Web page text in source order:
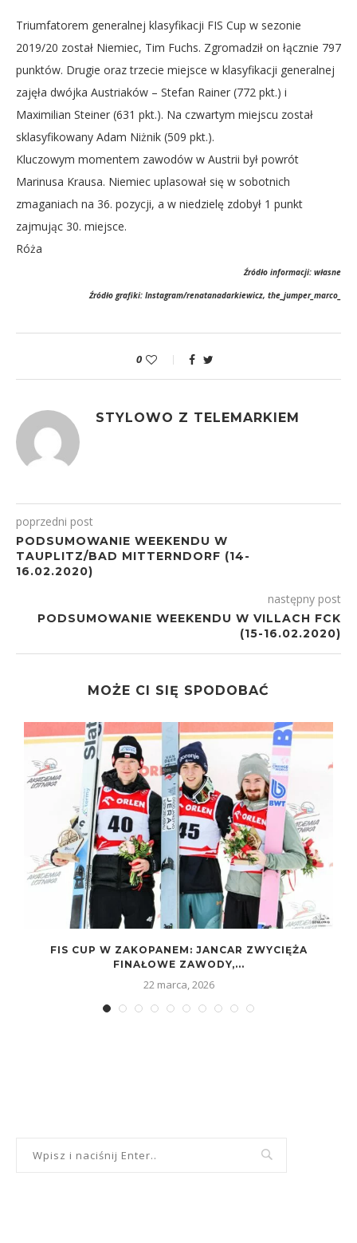
Triumfatorem generalnej klasyfikacji FIS Cup w sezonie
2019/20 został Niemiec, Tim Fuchs. Zgromadził on łącznie 797
punktów. Drugie oraz trzecie miejsce w klasyfikacji generalnej
zajęła dwójka Austriaków – Stefan Rainer (772 pkt.) i
Maximilian Steiner (631 pkt.). Na czwartym miejscu został
sklasyfikowany Adam Niżnik (509 pkt.).
Kluczowym momentem zawodów w Austrii był powrót
Marinusa Krausa. Niemiec uplasował się w sobotnich
zmaganiach na 36. pozycji, a w niedzielę zdobył 1 punkt
zajmując 30. miejsce.
Róża
Źródło informacji: własne
Źródło grafiki: Instagram/renatanadarkiewicz, the_jumper_marco_
0
STYLOWO Z TELEMARKIEM
poprzedni post
PODSUMOWANIE WEEKENDU W
TAUPLITZ/BAD MITTERNDORF (14-
16.02.2020)
następny post
PODSUMOWANIE WEEKENDU W VILLACH FCK
(15-16.02.2020)
MOŻE CI SIĘ SPODOBAĆ
FIS CUP W ZAKOPANEM: JANCAR ZWYCIĘŻA
FINAŁOWE ZAWODY,...
22 marca, 2026